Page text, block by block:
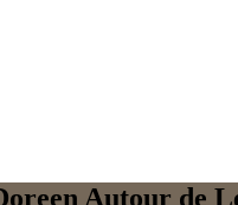
Autour de